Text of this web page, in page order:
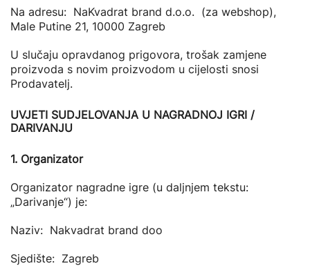
Na adresu: NaKvadrat brand d.o.o. (za webshop),
Male Putine 21, 10000 Zagreb
U slučaju opravdanog prigovora, trošak zamjene
proizvoda s novim proizvodom u cijelosti snosi
Prodavatelj.
UVJETI SUDJELOVANJA U NAGRADNOJ IGRI /
DARIVANJU
1. Organizator
Organizator nagradne igre (u daljnjem tekstu:
„Darivanje“) je:
Naziv: Nakvadrat brand doo
Sjedište: Zagreb